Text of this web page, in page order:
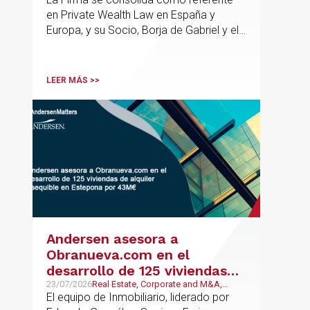
en Private Wealth Law en España y
Europa, y su Socio, Borja de Gabriel y el
profesionales clave del sector.
LEER MÁS >>
Andersen asesora a
Obranueva.com en el
desarrollo de 125 viviendas
de alquiler asequible en
Estepona por 43M€
23/07/2026Real Estate, Corporate and M&A,
Público y Regulatorio
El equipo de Inmobiliario, liderado por